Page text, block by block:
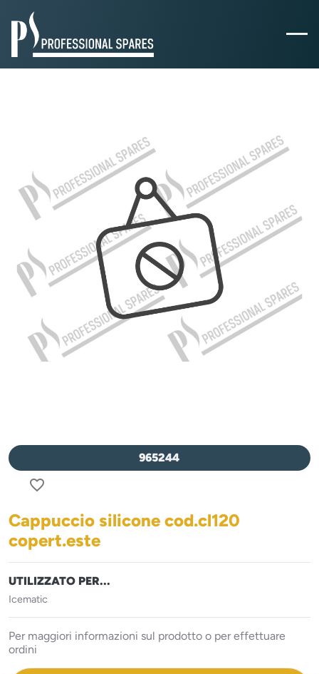
965244
favorite_border
Cappuccio silicone cod.cl120
copert.este
UTILIZZATO PER...
Icematic
Per maggiori informazioni sul prodotto o per effettuare
ordini